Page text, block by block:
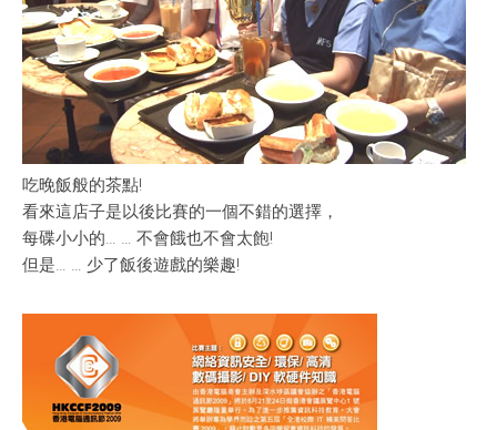
吃晚飯般的茶點!
看來這店子是以後比賽的一個不錯的選擇，
每碟小小的… … 不會餓也不會太飽!
但是… … 少了飯後遊戲的樂趣!